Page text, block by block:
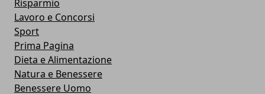
Risparmio
Lavoro e Concorsi
Sport
Prima Pagina
Dieta e Alimentazione
Natura e Benessere
Benessere Uomo